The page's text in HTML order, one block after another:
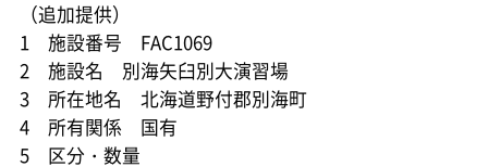
（追加提供）
1 施設番号 FAC1069
2 施設名 別海矢臼別大演習場
3 所在地名 北海道野付郡別海町
4 所有関係 国有
5 区分・数量